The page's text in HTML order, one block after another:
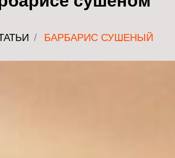
/ БАРБАРИС СУШЕНЫЙ